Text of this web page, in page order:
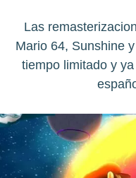
Las
Mario 64, Sunshine
tiempo limitado y